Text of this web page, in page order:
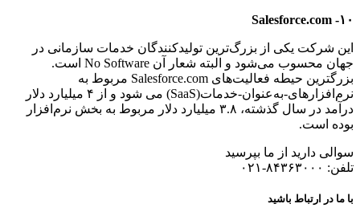
۱۰- Salesforce.com
این شرکت یکی از بزرگ‌ترین تولیدکنندگان خدمات سازمانی در
جهان محسوب می‌شود و البته شعار آن No Software است.
بزرگترین حیطه فعالیت‌های Salesforce.com مربوط به
نرم‌افزارهای-به‌عنوان-خدمات(SaaS) می شود و از ۴ میلیارد دلار
درآمد در سال گذشته، ۳.۸ میلیارد دلار مربوط به بخش نرم‌افزار
بوده است.
سوالی دارید از ما بپرسید
تلفن: ۸۴۳۶۳۰۰۰-۰۲۱
با ما در ارتباط باشید